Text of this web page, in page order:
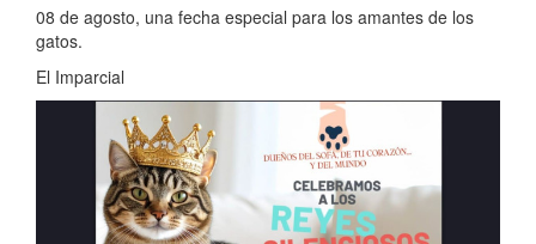
08 de agosto, una fecha especial para los amantes de los
gatos.
El Imparcial